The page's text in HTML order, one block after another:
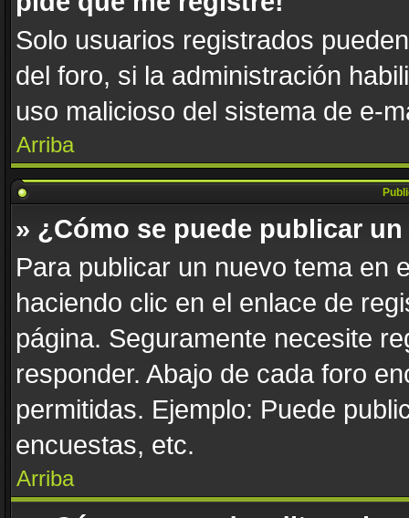
Solo usuarios registrados
del foro, si la administración
uso malicioso del sistema de e-
Arriba
» ¿Cómo se puede publicar
Para publicar un nuevo tema en
haciendo clic en el enlace de
página. Seguramente necesite
responder. Abajo de cada foro
permitidas. Ejemplo: Puede
encuestas, etc.
Arriba